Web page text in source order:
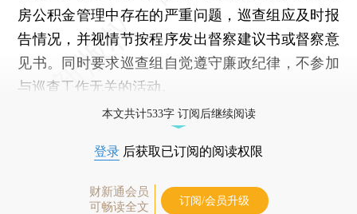
房公积金管理中存在的严重问题，巡查组应及时报
告情况，并视情节按程序发出督察建议书或督察意
见书。同时要求巡查组自觉遵守廉政纪律，不参加
与巡查工作无关的活动。
本文共计533字 订阅后继续阅读
登录 后获取已订阅的阅读权限
财新通会员
可畅读全文
订阅/会员升级